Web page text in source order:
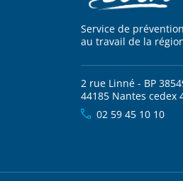
Service de
au travail de la
2 rue Linné - BP
44185 Nantes cedex
02 59 45 10 10